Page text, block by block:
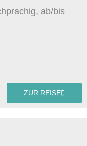
ab/bis
ZUR REISE